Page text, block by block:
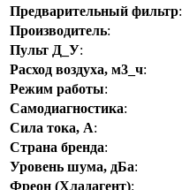
Предварительный фильтр:
Производитель:
Пульт Д_У:
Расход воздуха, м3_ч:
Режим работы:
Самодиагностика:
Сила тока, А:
Страна бренда:
Уровень шума, дБа:
Фреон (Хладагент):